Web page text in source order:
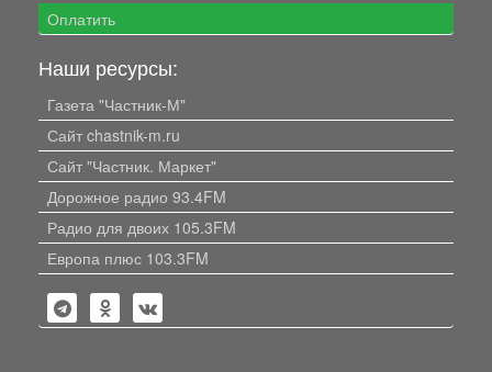
Оплатить
Наши ресурсы:
Газета "Частник-М"
Сайт chastnik-m.ru
Сайт "Частник. Маркет"
Дорожное радио 93.4FM
Радио для двоих 105.3FM
Европа плюс 103.3FM